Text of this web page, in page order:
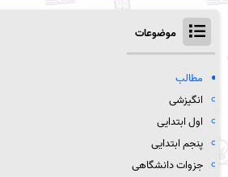
موضوعات
مطالب
انگیزشی
اول ابتدایی
پنجم ابتدایی
جزوات دانشگاهی